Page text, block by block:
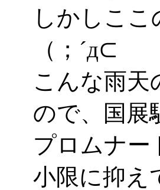
しかしこ
（；´д⊂
こんな雨天
ので、国展
プロムナー
小限に抑え